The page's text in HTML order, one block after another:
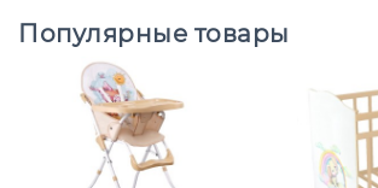
Популярные товары